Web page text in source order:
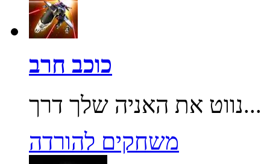
כוכב חרב
נווט את האניה שלך דרך...
משחקים להורדה